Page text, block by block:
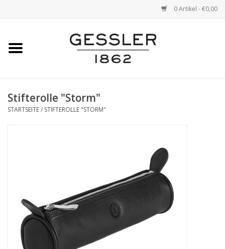
0 Artikel - €0,00
Startseite
Stifterolle "Storm"
STARTSEITE/ STIFTEROLLE "STORM"